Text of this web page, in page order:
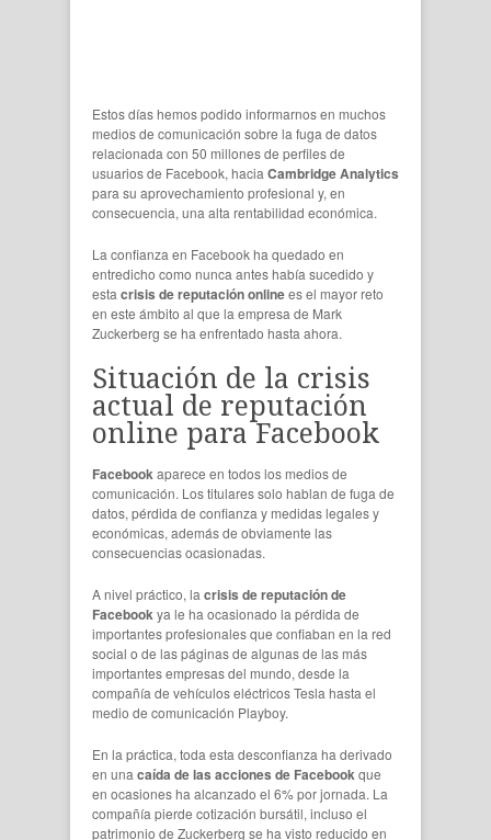
Estos días hemos podido informarnos en muchos
medios de comunicación sobre la fuga de datos
relacionada con 50 millones de perfiles de
usuarios de Facebook, hacia Cambridge Analytics
para su aprovechamiento profesional y, en
consecuencia, una alta rentabilidad económica.
La confianza en Facebook ha quedado en
entredicho como nunca antes había sucedido y
esta crisis de reputación onlinees el mayor reto
en este ámbito al que la empresa de Mark
Zuckerberg se ha enfrentado hasta ahora.
Situación de la crisis
actual de reputación
online para Facebook
Facebookaparece en todos los medios de
comunicación. Los titulares solo hablan de fuga de
datos, pérdida de confianza y medidas legales y
económicas, además de obviamente las
consecuencias ocasionadas.
A nivel práctico, la crisis de reputación de
Facebookya le ha ocasionado la pérdida de
importantes profesionales que confiaban en la red
social o de las páginas de algunas de las más
importantes empresas del mundo, desde la
compañía de vehículos eléctricos Tesla hasta el
medio de comunicación Playboy.
En la práctica, toda esta desconfianza ha derivado
en una caída de las acciones de Facebookque
en ocasiones ha alcanzado el 6% por jornada. La
compañía pierde cotización bursátil, incluso el
patrimonio de Zuckerberg se ha visto reducido en